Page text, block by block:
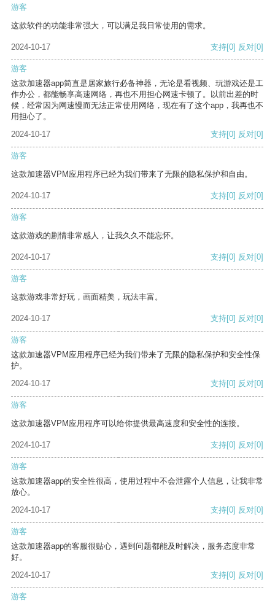
游客
这款软件的功能非常强大，可以满足我日常使用的需求。
2024-10-17 支持[0] 反对[0]
游客
这款加速器app简直是居家旅行必备神器，无论是看视频、玩游戏还是工
作办公，都能畅享高速网络，再也不用担心网速卡顿了。以前出差的时
候，经常因为网速慢而无法正常使用网络，现在有了这个app，我再也不
用担心了。
2024-10-17
支持[0] 反对[0]
游客
这款加速器VPM应用程序已经为我们带来了无限的隐私保护和自由。
2024-10-17 支持[0] 反对[0]
游客
这款游戏的剧情非常感人，让我久久不能忘怀。
2024-10-17 支持[0] 反对[0]
游客
这款游戏非常好玩，画面精美，玩法丰富。
2024-10-17 支持[0] 反对[0]
游客
这款加速器VPM应用程序已经为我们带来了无限的隐私保护和安全性保
护。
2024-10-17
支持[0] 反对[0]
游客
这款加速器VPM应用程序可以给你提供最高速度和安全性的连接。
2024-10-17 支持[0] 反对[0]
游客
这款加速器app的安全性很高，使用过程中不会泄露个人信息，让我非常
放心。
2024-10-17
支持[0] 反对[0]
游客
这款加速器app的客服很贴心，遇到问题都能及时解决，服务态度非常
好。
2024-10-17
支持[0] 反对[0]
游客